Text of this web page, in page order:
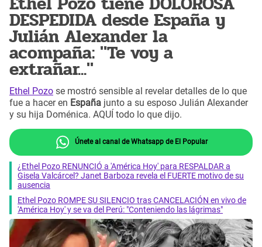
DESPEDIDA desde España y
Julián Alexander la
acompaña: "Te voy a
extrañar..."
Ethel Pozo se mostró sensible al revelar detalles de lo que
fue a hacer en España junto a su esposo Julián Alexander
y su hija Doménica. AQUÍ todo lo que dijo.
Únete al canal de Whatsapp de El Popular
¿Ethel Pozo RENUNCIÓ a 'América Hoy' para RESPALDAR a
Gisela Valcárcel? Janet Barboza revela el FUERTE motivo de su
ausencia
Ethel Pozo ROMPE SU SILENCIO tras CANCELACIÓN en vivo de
'América Hoy' y se va del Perú: "Conteniendo las lágrimas"